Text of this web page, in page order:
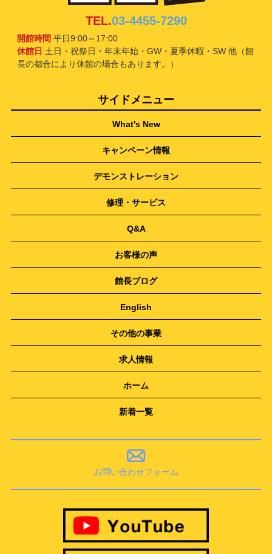
TEL.03-4455-7290
開館時間 平日9:00～17:00
休館日 土日・祝祭日・年末年始・GW・夏季休暇・SW 他（館
長の都合により休館の場合もあります。）
サイドメニュー
What's New
キャンペーン情報
デモンストレーション
修理・サービス
Q&A
お客様の声
館長ブログ
English
その他の事業
求人情報
ホーム
新着一覧
お問い合わせフォーム